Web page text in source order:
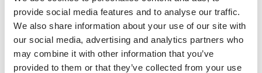
provide social media features and to analyse our traffic.
We also share information about your use of our site with
our social media, advertising and analytics partners who
may combine it with other information that you’ve
provided to them or that they’ve collected from your use
에릭을 찾아서(Looking for Eric)
맨체스터는 축구의 도시이므로 축구 영화도 소개합니다. 켄 로
치의 ‘에릭을 찾아서’는 맨체스터 유나이티드의 레전드 축구 선
수 에릭 칸토나가 환상 속 자신의 역할로 등장합니다.